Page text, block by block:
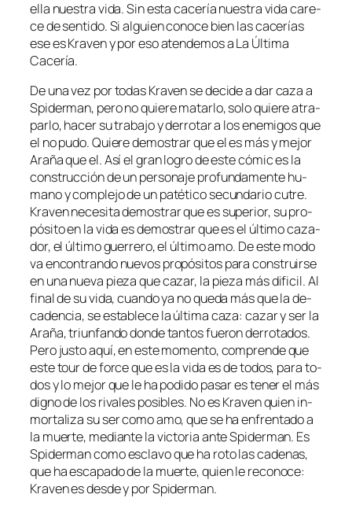
ella nues­tra vi­da. Sin es­ta ca­ce­ría nues­tra vi­da ca­re­
ce de sen­ti­do. Si al­guien co­no­ce bien las ca­ce­rías
ese es Kraven y por eso aten­de­mos a La Última
Cacería.
De una vez por to­das Kraven se de­ci­de a dar ca­za a
Spiderman, pe­ro no quie­re ma­tar­lo, so­lo quie­re atra­
par­lo, ha­cer su tra­ba­jo y de­rro­tar a los enemi­gos que
el no pu­do. Quiere de­mos­trar que el es más y me­jor
Araña que el. Así el gran lo­gro de es­te có­mic es la
cons­truc­ción de un per­so­na­je pro­fun­da­men­te hu­
mano y com­ple­jo de un pa­té­ti­co se­cun­da­rio cu­tre.
Kraven ne­ce­si­ta de­mos­trar que es su­pe­rior, su pro­
pó­si­to en la vi­da es de­mos­trar que es el úl­ti­mo ca­za­
dor, el úl­ti­mo gue­rre­ro, el úl­ti­mo amo. De es­te mo­do
va en­con­tran­do nue­vos pro­pó­si­tos pa­ra cons­truir­se
en una nue­va pie­za que ca­zar, la pie­za más di­fi­cil. Al
fi­nal de su vi­da, cuan­do ya no que­da más que la de­
ca­den­cia, se es­ta­ble­ce la úl­ti­ma ca­za: ca­zar y ser la
Araña, triun­fan­do don­de tan­tos fue­ron de­rro­ta­dos.
Pero jus­to aquí, en es­te mo­men­to, com­pren­de que
es­te tour de for­ce que es la vi­da es de to­dos, pa­ra to­
dos y lo me­jor que le ha po­di­do pa­sar es te­ner el más
digno de los ri­va­les po­si­bles. No es Kraven quien in­
mor­ta­li­za su ser co­mo amo, que se ha en­fren­ta­do a
la muer­te, me­dian­te la vic­to­ria an­te Spiderman. Es
Spiderman co­mo es­cla­vo que ha ro­to las ca­de­nas,
que ha es­ca­pa­do de la muer­te, quien le re­co­no­ce:
Kraven es des­de y por Spiderman.